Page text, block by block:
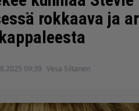
rokkaava ja
09:39 Vesa Siltanen